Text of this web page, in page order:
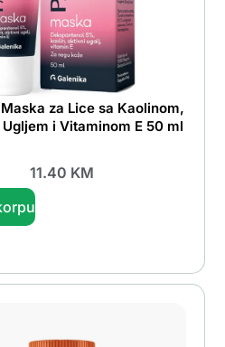
za Lice sa Kaolinom,
i Vitaminom E 50 ml
11.40 KM